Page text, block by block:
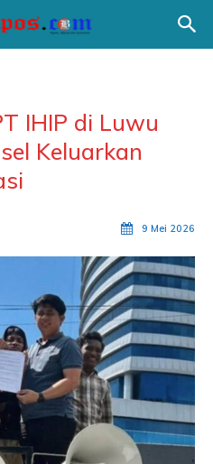
IHIP di Luwu
Keluarkan
9 Mei 2026